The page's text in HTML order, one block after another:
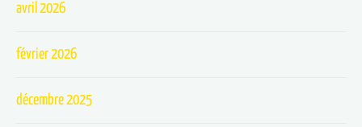
avril 2026
février 2026
décembre 2025